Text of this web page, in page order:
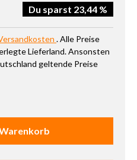
Du sparst 23,44 %
. Alle Preise
Lieferland. Ansonsten
geltende Preise